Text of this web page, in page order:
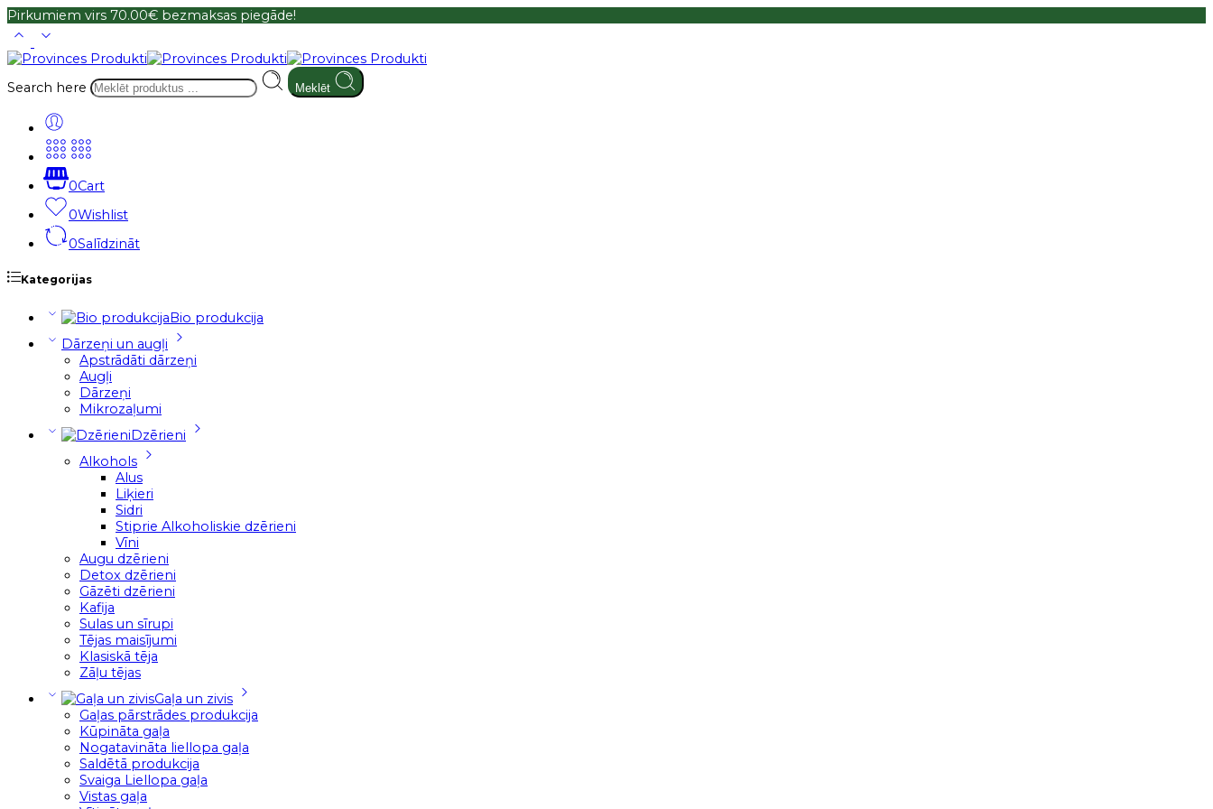
Pirkumiem virs 70.00€ bezmaksas piegāde!
Search here Meklēt
0Cart
0Wishlist
0Salīdzināt
Kategorijas
Bio produkcija
Dārzeņi un augļi
Apstrādāti dārzeņi
Augļi
Dārzeņi
Mikrozaļumi
Dzērieni
Alkohols
Alus
Liķieri
Sidri
Stiprie Alkoholiskie dzērieni
Vīni
Augu dzērieni
Detox dzērieni
Gāzēti dzērieni
Kafija
Sulas un sīrupi
Tējas maisījumi
Klasiskā tēja
Zāļu tējas
Gaļa un zivis
Gaļas pārstrādes produkcija
Kūpināta gaļa
Nogatavināta liellopa gaļa
Saldētā produkcija
Svaiga Liellopa gaļa
Vistas gaļa